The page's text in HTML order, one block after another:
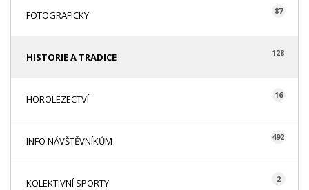
FOTOGRAFICKY 87
HISTORIE A TRADICE 128
HOROLEZECTVÍ 16
INFO NÁVŠTĚVNÍKŮM 492
KOLEKTIVNÍ SPORTY 2